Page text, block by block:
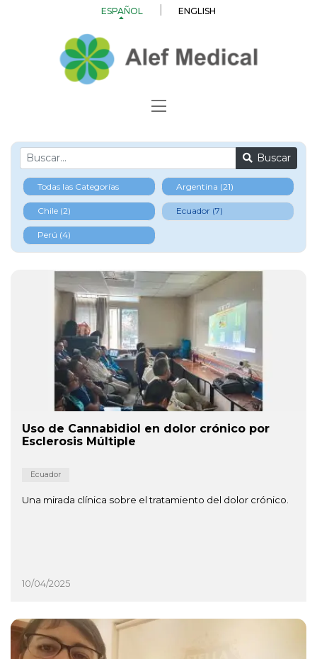
ESPAÑOL ENGLISH
Buscar
Todas las Categorías Argentina (21)
Chile (2) Ecuador (7)
Perú (4)
Uso de Cannabidiol en dolor crónico por
Esclerosis Múltiple
Ecuador
Una mirada clínica sobre el tratamiento del dolor crónico.
10/04/2025